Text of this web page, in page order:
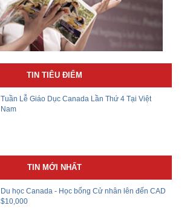
TIN TIÊU ĐIỂM
Tuần Lễ Giáo Dục Canada Lần Thứ 4 Tại Việt
Nam
TIN MỚI NHẤT
Du học Canada - Học bổng Cử nhân lên đến CAD
$10,000